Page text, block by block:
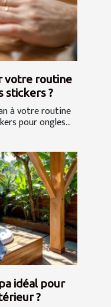
votre routine
stickers ?
à votre routine
pour ongles...
idéal pour
?